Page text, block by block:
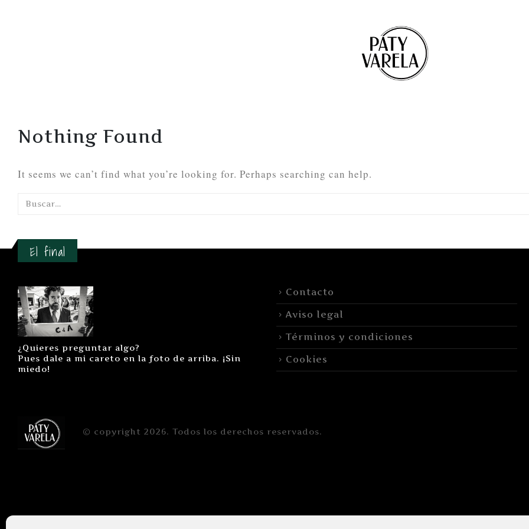
Nothing Found
It seems we can’t find what you’re looking for. Perhaps searching can help.
El final
¿Quieres preguntar algo?
Pues dale a mi careto en la foto de arriba. ¡Sin
miedo!
Contacto
Aviso legal
Términos y condiciones
Cookies
© copyright 2026. Todos los derechos reservados.